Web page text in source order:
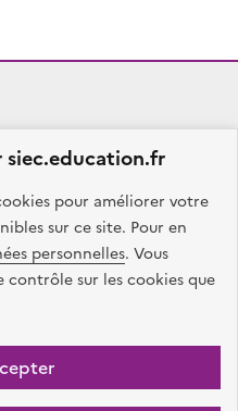
siec.education.fr
pour améliorer votre
sur ce site. Pour en
personnelles. Vous
sur les cookies que
linkedin